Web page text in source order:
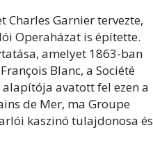
Charles Garnier tervezte,
Operaházat is építette.
amelyet 1863-ban
Blanc, a Société
avatott fel ezen a
de Mer, ma Groupe
kaszinó tulajdonosa és